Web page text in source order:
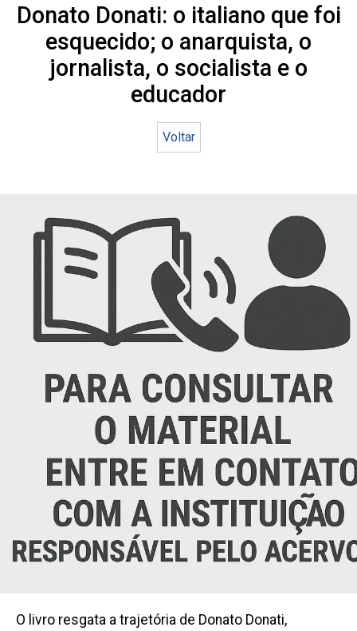
Donato Donati: o italiano que foi
esquecido; o anarquista, o
jornalista, o socialista e o
educador
Voltar
O livro resgata a trajetória de Donato Donati,